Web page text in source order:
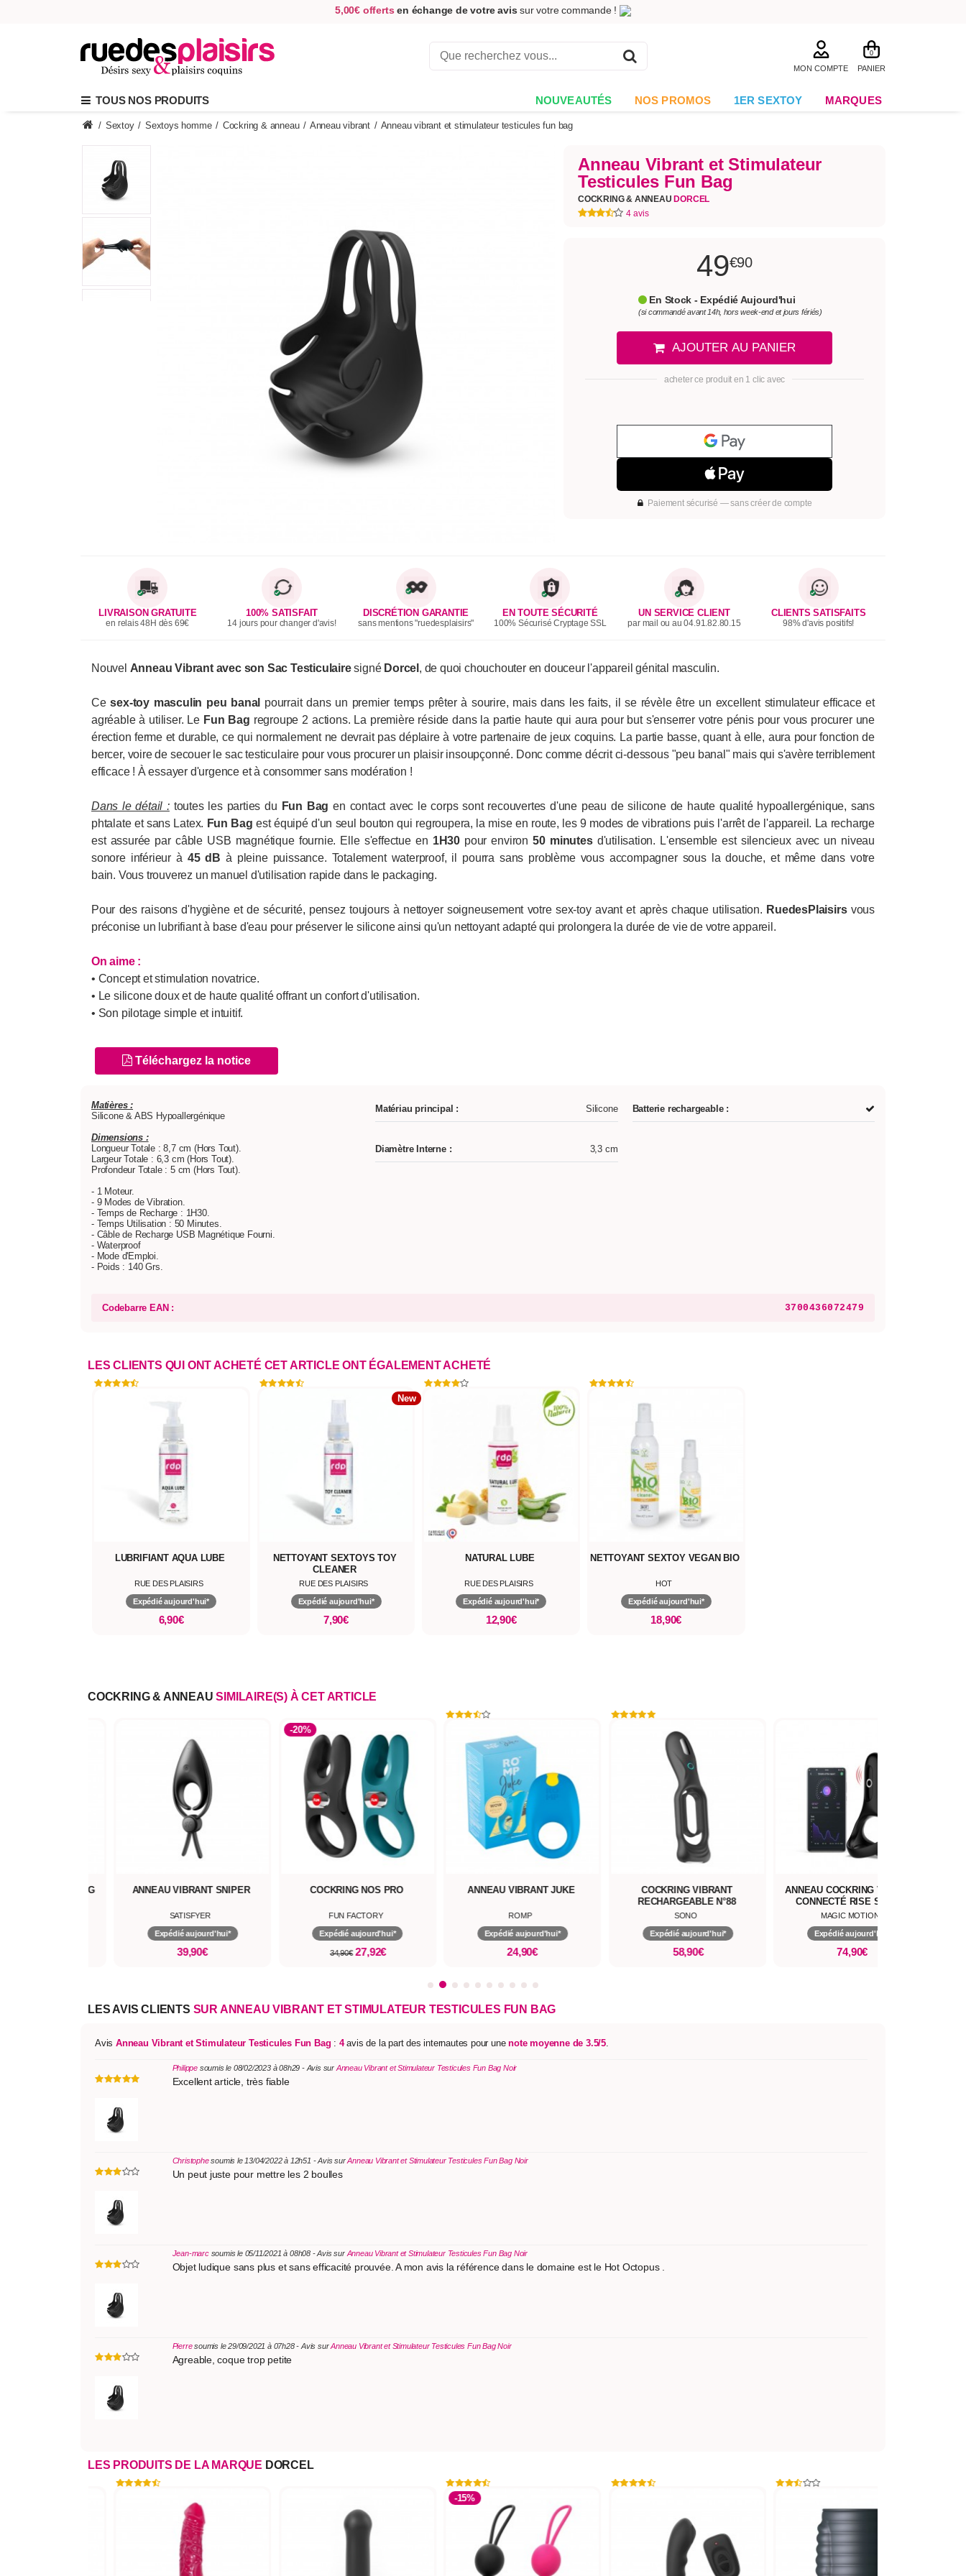
5,00€ offerts en échange de votre avis sur votre commande !
MON COMPTE
0
PANIER
TOUS NOS PRODUITS NOUVEAUTÉS NOS PROMOS 1ER SEXTOY MARQUES
/ Sextoy / Sextoys homme / Cockring & anneau / Anneau vibrant / Anneau vibrant et stimulateur testicules fun bag
Anneau Vibrant et Stimulateur
Testicules Fun Bag
COCKRING & ANNEAUDORCEL
4 avis
49€90
En Stock - Expédié Aujourd'hui
(si commandé avant 14h, hors week-end et jours fériés)
AJOUTER AU PANIER
acheter ce produit en 1 clic avec
Paiement sécurisé — sans créer de compte
LIVRAISON GRATUITE
en relais 48H dès 69€
100% SATISFAIT
14 jours pour changer d'avis!
DISCRÉTION GARANTIE
sans mentions "ruedesplaisirs"
EN TOUTE SÉCURITÉ
100% Sécurisé Cryptage SSL
UN SERVICE CLIENT
par mail ou au 04.91.82.80.15
CLIENTS SATISFAITS
98% d'avis positifs!
Nouvel Anneau Vibrant avec son Sac Testiculairesigné Dorcel , de quoi chouchouter en douceur l'appareil génital masculin.
Cesex-toy masculin peu banal pourrait dans un premier temps prêter à sourire, mais dans les faits, il se révèle être un excellent stimulateur efficace et
agréable à utiliser. Le Fun Bag regroupe 2 actions. La première réside dans la partie haute qui aura pour but s'enserrer votre pénis pour vous procurer une
érection ferme et durable, ce qui normalement ne devrait pas déplaire à votre partenaire de jeux coquins. La partie basse, quant à elle, aura pour fonction de
bercer, voire de secouer le sac testiculaire pour vous procurer un plaisir insoupçonné. Donc comme décrit ci-dessous "peu banal" mais qui s'avère terriblement
efficace ! À essayer d'urgence et à consommer sans modération !
Dans le détail :toutes les parties du Fun Bag en contact avec le corps sont recouvertes d'une peau de silicone de haute qualité hypoallergénique, sans
phtalate et sans Latex. Fun Bag est équipé d'un seul bouton qui regroupera, la mise en route, les 9 modes de vibrations puis l'arrêt de l'appareil. La recharge
est assurée par câble USB magnétique fournie. Elle s'effectue en 1H30pour environ50 minutes d'utilisation. L'ensemble est silencieux avec un niveau
sonore inférieur à 45 dB à pleine puissance. Totalement waterproof, il pourra sans problème vous accompagner sous la douche, et même dans votre
bain. Vous trouverez un manuel d'utilisation rapide dans le packaging.
Pour des raisons d'hygiène et de sécurité, pensez toujours à nettoyer soigneusement votre sex-toy avant et après chaque utilisation. RuedesPlaisirs vous
préconise un lubrifiant à base d'eau pour préserver le silicone ainsi qu'un nettoyant adapté qui prolongera la durée de vie de votre appareil.
On aime :
• Concept et stimulation novatrice.
• Le silicone doux et de haute qualité offrant un confort d'utilisation.
• Son pilotage simple et intuitif.
Téléchargez la notice
Matières :
Silicone & ABS Hypoallergénique
Dimensions :
Longueur Totale : 8,7 cm (Hors Tout).
Largeur Totale : 6,3 cm (Hors Tout).
Profondeur Totale : 5 cm (Hors Tout).
- 1 Moteur.
- 9 Modes de Vibration.
- Temps de Recharge : 1H30.
- Temps Utilisation : 50 Minutes.
- Câble de Recharge USB Magnétique Fourni.
- Waterproof
- Mode d'Emploi.
- Poids : 140 Grs.
Matériau principal : Silicone Batterie rechargeable :
Diamètre Interne : 3,3 cm
Codebarre EAN : 3700436072479
LES CLIENTS QUI ONT ACHETÉ CET ARTICLE ONT ÉGALEMENT ACHETÉ
LUBRIFIANT AQUA LUBE
RUE DES PLAISIRS
Expédié aujourd'hui*
6,90€
NETTOYANT SEXTOYS TOY
CLEANER
RUE DES PLAISIRS
Expédié aujourd'hui*
7,90€
New
NATURAL LUBE
RUE DES PLAISIRS
Expédié aujourd'hui*
12,90€
NETTOYANT SEXTOY VEGAN BIO
HOT
Expédié aujourd'hui*
18,90€
COCKRING & ANNEAU SIMILAIRE(S) À CET ARTICLE
MASTERING ANNEAU VIBRANT SNIPER
SATISFYER
Expédié aujourd'hui*
39,90€
-20%
COCKRING NOS PRO
FUN FACTORY
Expédié aujourd'hui*
34,90€27,92€
ANNEAU VIBRANT JUKE
ROMP
Expédié aujourd'hui*
24,90€
COCKRING VIBRANT
RECHARGEABLE N°88
SONO
Expédié aujourd'hui*
58,90€
ANNEAU COCKRING VIBRANT
CONNECTÉ RISE SMART
WEARABLE
MAGIC MOTION
Expédié aujourd'hui*
74,90€
LES AVIS CLIENTS SUR ANNEAU VIBRANT ET STIMULATEUR TESTICULES FUN BAG
Avis Anneau Vibrant et Stimulateur Testicules Fun Bag : 4avis de la part des internautes pour unenote moyenne de 3.5/5
Philippesoumis le 08/02/2023 à 08h29 - Avis sur Anneau Vibrant et Stimulateur Testicules Fun Bag Noir
Excellent article, très fiable
Christophesoumis le 13/04/2022 à 12h51 - Avis surAnneau Vibrant et Stimulateur Testicules Fun Bag Noir
Un peut juste pour mettre les 2 boulles
Jean-marcsoumis le 05/11/2021 à 08h08 - Avis sur Anneau Vibrant et Stimulateur Testicules Fun Bag Noir
Objet ludique sans plus et sans efficacité prouvée. A mon avis la référence dans le domaine est le Hot Octopus .
Pierresoumis le 29/09/2021 à 07h28 - Avis surAnneau Vibrant et Stimulateur Testicules Fun Bag Noir
Agreable, coque trop petite
LES PRODUITS DE LA MARQUE DORCEL